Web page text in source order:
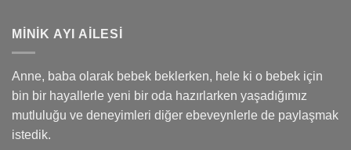
MINIK AYI AILESI
Anne, baba olarak bebek beklerken, hele ki o bebek için
bin bir hayallerle yeni bir oda hazırlarken yaşadığımız
mutluluğu ve deneyimleri diğer ebeveynlerle de paylaşmak
istedik.